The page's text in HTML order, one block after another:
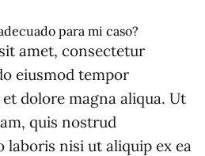
para mi caso?
amet, consectetur
eiusmod tempor
dolore magna aliqua. Ut
quis nostrud
laboris nisi ut aliquip ex ea